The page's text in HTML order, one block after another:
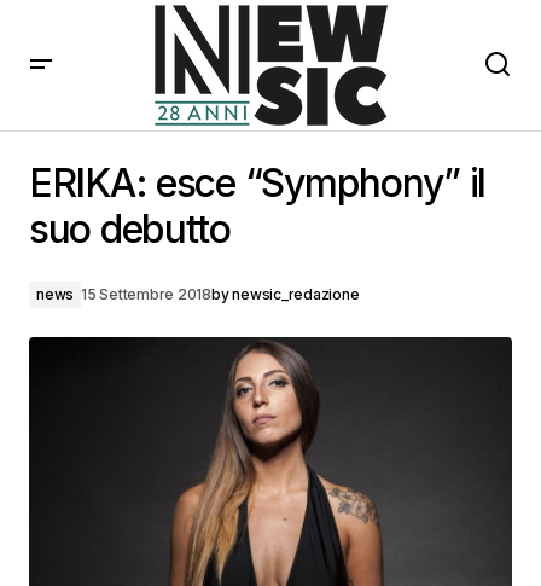
ERIKA: esce “Symphony” il
suo debutto
news 15 Settembre 2018bynewsic_redazione